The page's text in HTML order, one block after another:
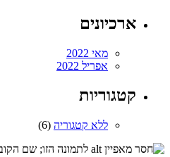
ארכיונים
מאי 2022
אפריל 2022
קטגוריות
ללא קטגוריה (6)